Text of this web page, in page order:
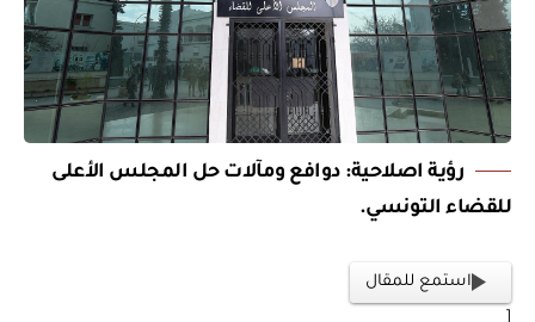
رؤية اصلاحية: دوافع ومآلات حل المجلس الأعلى
للقضاء التونسي.
استمع للمقال